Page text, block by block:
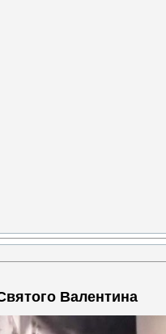
Валентина